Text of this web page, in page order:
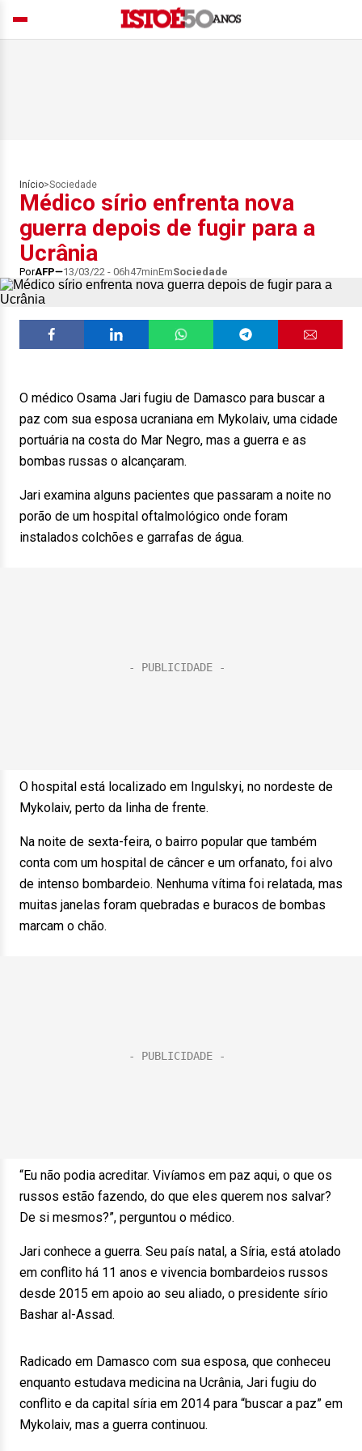
Início>Sociedade
Médico sírio enfrenta nova
guerra depois de fugir para a
Ucrânia
PorAFP 13/03/22 - 06h47minEmSociedade
O médico Osama Jari fugiu de Damasco para buscar a
paz com sua esposa ucraniana em Mykolaiv, uma cidade
portuária na costa do Mar Negro, mas a guerra e as
bombas russas o alcançaram.
Jari examina alguns pacientes que passaram a noite no
porão de um hospital oftalmológico onde foram
instalados colchões e garrafas de água.
O hospital está localizado em Ingulskyi, no nordeste de
Mykolaiv, perto da linha de frente.
Na noite de sexta-feira, o bairro popular que também
conta com um hospital de câncer e um orfanato, foi alvo
de intenso bombardeio. Nenhuma vítima foi relatada, mas
muitas janelas foram quebradas e buracos de bombas
marcam o chão.
“Eu não podia acreditar. Vivíamos em paz aqui, o que os
russos estão fazendo, do que eles querem nos salvar?
De si mesmos?”, perguntou o médico.
Jari conhece a guerra. Seu país natal, a Síria, está atolado
em conflito há 11 anos e vivencia bombardeios russos
desde 2015 em apoio ao seu aliado, o presidente sírio
Bashar al-Assad.
Radicado em Damasco com sua esposa, que conheceu
enquanto estudava medicina na Ucrânia, Jari fugiu do
conflito e da capital síria em 2014 para “buscar a paz” em
Mykolaiv, mas a guerra continuou.